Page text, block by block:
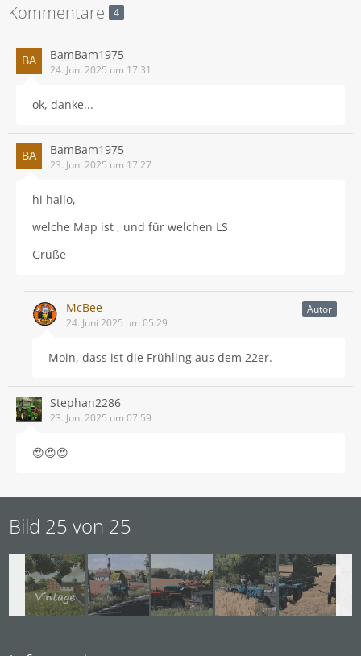
Kommentare 4
BamBam1975
24. Juni 2025 um 17:31
ok, danke...
BamBam1975
23. Juni 2025 um 17:27
hi hallo,
welche Map ist , und für welchen LS
Grüße
McBee
24. Juni 2025 um 05:29
Autor
Moin, dass ist die Frühling aus dem 22er.
Stephan2286
23. Juni 2025 um 07:59
😍😍😍
Bild 25 von 25